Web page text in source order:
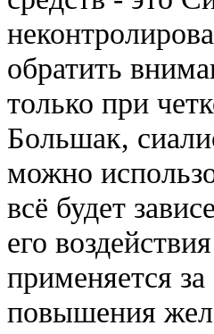
обратить
только при
Большак,
можно
всё будет
его
применяется
повышения